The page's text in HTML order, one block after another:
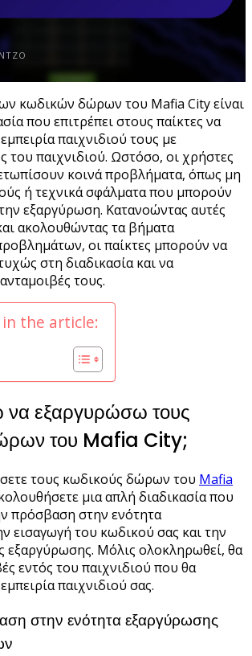
κωδικών δώρων του Mafia City είναι
που επιτρέπει στους παίκτες να
παιχνιδιού τους με
του παιχνιδιού. Ωστόσο, οι χρήστες
κοινά προβλήματα, όπως μη
ή τεχνικά σφάλματα που μπορούν
εξαργύρωση. Κατανοώντας αυτές
ακολουθώντας τα βήματα
οι παίκτες μπορούν να
στη διαδικασία και να
τους.
the article:
εξαργυρώσω τους
του Mafia City;
τους κωδικούς δώρων του Mafia
μια απλή διαδικασία που
πρόσβαση στην ενότητα
εισαγωγή του κωδικού σας και την
εξαργύρωσης. Μόλις ολοκληρωθεί, θα
εντός του παιχνιδιού που θα
παιχνιδιού σας.
στην ενότητα εξαργύρωσης